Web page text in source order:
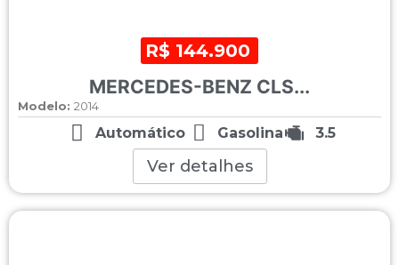
R$ 144.900
MERCEDES-BENZ CLS...
Modelo: 2014
Automático Gasolina 3.5
Ver detalhes